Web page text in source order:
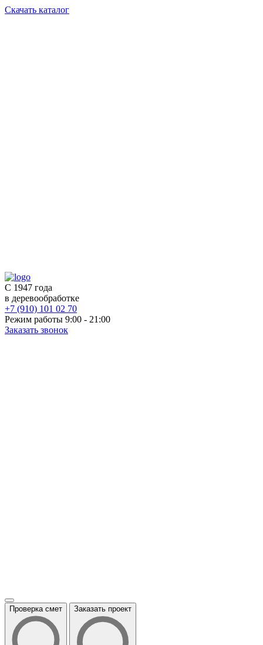
Скачать каталог
С 1947 года
в деревообработке
+7 (910) 101 02 70
Режим работы 9:00 - 21:00
Заказать звонок
Проверка смет Заказать проект